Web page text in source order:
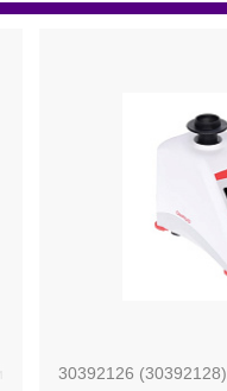
30392126 (30392128)